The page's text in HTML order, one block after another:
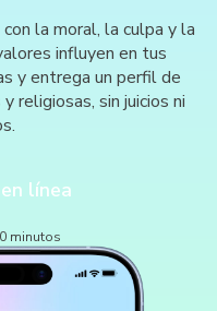
la moral, la culpa y la
influyen en tus
y entrega un perfil de
religiosas, sin juicios ni
línea
minutos